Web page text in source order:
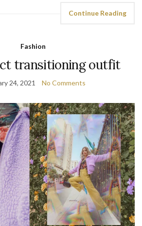
Continue Reading
Fashion
transitioning outfit
24, 2021 No Comments